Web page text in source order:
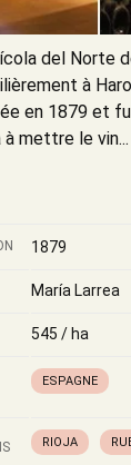
del Norte
à
en 1879 et
mettre le vin...
1879
María Larrea
545 / ha
ESPAGNE
RIOJA